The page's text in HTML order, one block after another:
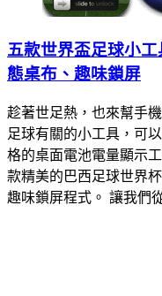
五款世界盃足球小
態桌布、趣味鎖屏
趁著世足熱，也來幫手
足球有關的小工具，可
格的桌面電池電量顯示
款精美的巴西足球世界
趣味鎖屏程式。 讓我們